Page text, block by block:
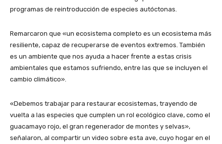
programas de reintroducción de especies autóctonas.
Remarcaron que «un ecosistema completo es un ecosistema más
resiliente, capaz de recuperarse de eventos extremos. También
es un ambiente que nos ayuda a hacer frente a estas crisis
ambientales que estamos sufriendo, entre las que se incluyen el
cambio climático».
«Debemos trabajar para restaurar ecosistemas, trayendo de
vuelta a las especies que cumplen un rol ecológico clave, como el
guacamayo rojo, el gran regenerador de montes y selvas»,
señalaron, al compartir un video sobre esta ave, cuyo hogar en el